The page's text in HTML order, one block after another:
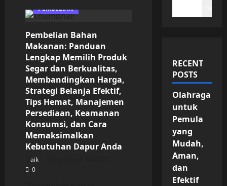
PEMBELIAN
Pembelian Bahan
Makanan: Panduan
Lengkap Memilih Produk
Segar dan Berkualitas,
Membandingkan Harga,
Strategi Belanja Efektif,
Tips Hemat, Manajemen
Persediaan, Keamanan
Konsumsi, dan Cara
Memaksimalkan
Kebutuhan Dapur Anda
aik
0
RECENT
POSTS
Olahraga
untuk
Pemula
yang
Mudah,
Aman,
dan
Efektif